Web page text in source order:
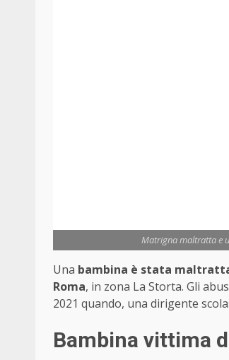
Matrigna maltratta e
Una bambina è stata
Roma, in zona La Storta. Gli
2021 quando, una dirigente
Bambina vittima